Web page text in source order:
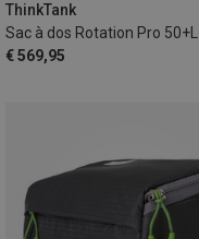
ThinkTank
Sac à dos Rotation Pro 50+L
€ 569,95